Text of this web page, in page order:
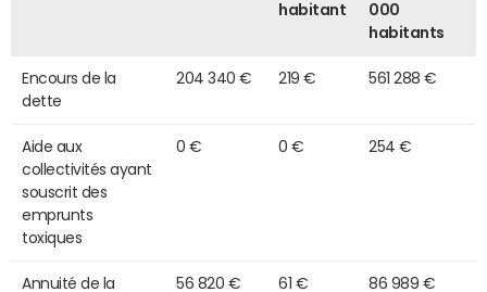
habitant
000
habitants
Encours de la
dette
204 340 € 219 € 561 288 €
Aide aux
collectivités ayant
souscrit des
emprunts
toxiques
0 € 0 € 254 €
Annuité de la
56 820 € 61 € 86 989 €